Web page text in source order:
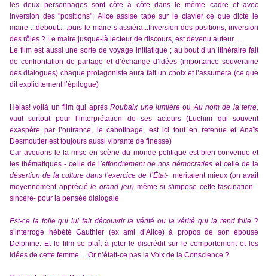
les deux personnages sont côte à côte dans le même cadre et avec
inversion des "positions": Alice assise tape sur le clavier ce que dicte le
maire ...debout... .puis le maire s’assiéra...Inversion des positions, inversion
des rôles ? Le maire jusque-là lecteur de discours, est devenu auteur…
Le film est aussi une sorte de voyage initiatique ; au bout d’un itinéraire fait
de confrontation de partage et d’échange d’idées (importance souveraine
des dialogues) chaque protagoniste aura fait un choix et l’assumera (ce que
dit explicitement l’épilogue)
Hélas! voilà un film qui aprèsRoubaix une lumièreouAu nom de la terre,
vaut surtout pour l’interprétation de ses acteurs (Luchini qui souvent
exaspère par l’outrance, le cabotinage, est ici tout en retenue et Anaïs
Desmoutier est toujours aussi vibrante de finesse)
Car avouons-le la mise en scène du monde politique est bien convenue et
les thématiques - celle de l ’effondrement de nos démocraties et celle de la
désertion de la culture dans l’exercice de l’État- méritaient mieux (on avait
moyennement appréciéle grand jeu) même si s'impose cette fascination -
sincère- pour la pensée dialogale
Est-ce la folie qui lui fait découvrir la vérité ou la vérité qui la rend folle ?
s’interroge hébété Gauthier (ex ami d’Alice) à propos de son épouse
Delphine. Et le film se plaît à jeter le discrédit sur le comportement et les
idées de cette femme. ...Or n’était-ce pas la Voix de la Conscience ?